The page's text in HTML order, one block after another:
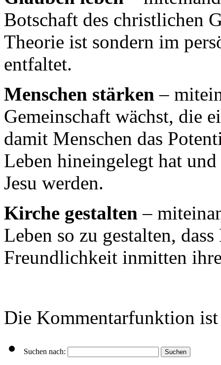
Botschaft des christlichen
Theorie ist sondern im
entfaltet.
Menschen stärken –
Gemeinschaft wächst, die
damit Menschen das
Leben hineingelegt hat
Jesu werden.
Kirche gestalten –
Leben so zu gestalten,
Freundlichkeit inmitten
Die Kommentarfunktion ist
Suchen nach: